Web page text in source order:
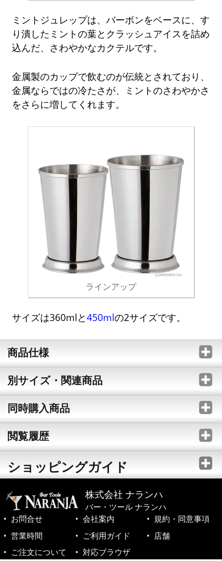
ミントジュレップは、バーボンをベースに、す
り潰したミントの葉とクラッシュアイスを詰め
込んだ、さわやかなカクテルです。
金属製のカップで飲むのが伝統とされており、
金属ならではの冷たさが、ミントのさわやかさ
をさらに増してくれます。
ラインアップ
サイズは360mlと450mlの2サイズです。
商品仕様
別サイズ・関連商品
同時購入商品
閲覧履歴
ショッピングガイド
株式会社 ナランハ
バー・ツール ナランハ
お問合せ
会社案内
規約・同意事項
営業時間
ご利用ガイド
店舗
ご注文について
対応ブラウザ